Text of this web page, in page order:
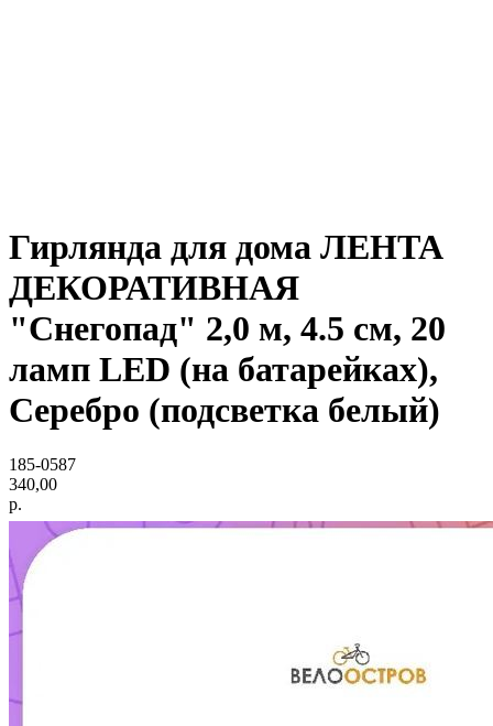
Гирлянда для дома ЛЕНТА
ДЕКОРАТИВНАЯ
"Снегопад" 2,0 м, 4.5 см, 20
ламп LED (на батарейках),
Серебро (подсветка белый)
185-0587
340,00
р.